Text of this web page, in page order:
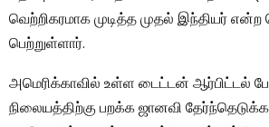
வெற்றிகரமாக முடித்த முதல் இந்தியர்
பெற்றுள்ளார்.
அமெரிக்காவில் உள்ள டைட்டன் ஆர்பிட்டல்
நிலையத்திற்கு பறக்க ஜானவி